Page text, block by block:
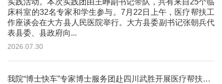
实践活动。本次实践团由王峥副书记带队，共有来自25个临
床科室的32名专家和学生参与。7月22日上午，医疗帮扶工
作座谈会在大方县人民医院举行。大方县委副书记张朝兵代
表县委、县政府向...
2026.07.30
我院“博士快车”专家博士服务团赴四川武胜开展医疗帮扶活动